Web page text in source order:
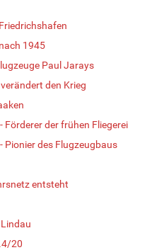
1945
Paul Jarays
den Krieg
Förderer der frühen Fliegerei
Pionier des Flugzeugbaus
entsteht
20